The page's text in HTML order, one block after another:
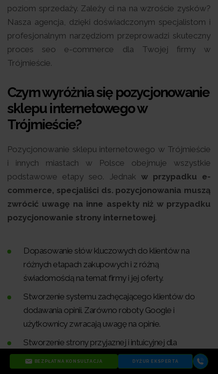
poziom sprzedaży. Zależy ci na na wzroście zysków?
Nasza agencja, dzięki doświadczonym specjalistom i
profesjonalnym narzędziom przeprowadzi skuteczny
proces seo e-commerce dla Twojej firmy w
Trójmieście.
Czym wyróżnia się pozycjonowanie
sklepu internetowego w
Trójmieście?
Pozycjonowanie sklepu internetowego w Trójmieście
i innych miastach w Polsce obejmuje wszystkie
podstawowe etapy seo. Jednak w przypadku e-
commerce, specjaliści ds. pozycjonowania muszą
zwrócić uwagę na inne aspekty niż w przypadku
pozycjonowanie strony internetowej.
Dopasowanie słów kluczowych do klientów na
różnych etapach zakupowych i z różną
świadomością na temat firmy i jej oferty.
Stworzenie systemu zachęcającego klientów do
dodawania opinii. Zarówno roboty Google i
użytkownicy zwracają uwagę na opinie.
Stworzenie strony przyjaznej i intuicyjnej dla
użytkowników, zwłaszcza pod względem menu,
procesu zakupowego, zasad płatności i dostawy.
BEZPŁATNA KONSULTACJA DYŻUR EKSPERTA